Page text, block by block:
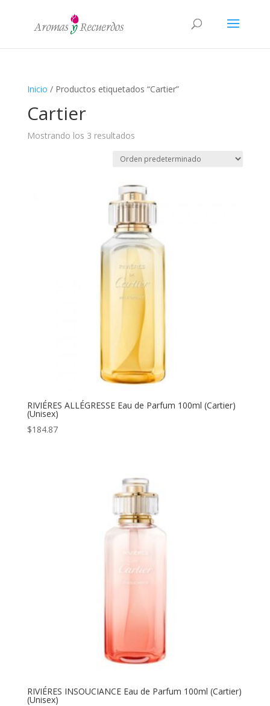
Inicio / Productos etiquetados “Cartier”
Cartier
Mostrando los 3 resultados
RIVIÉRES ALLÉGRESSE Eau de Parfum 100ml (Cartier)
(Unisex)
$184.87
RIVIÉRES INSOUCIANCE Eau de Parfum 100ml (Cartier)
(Unisex)